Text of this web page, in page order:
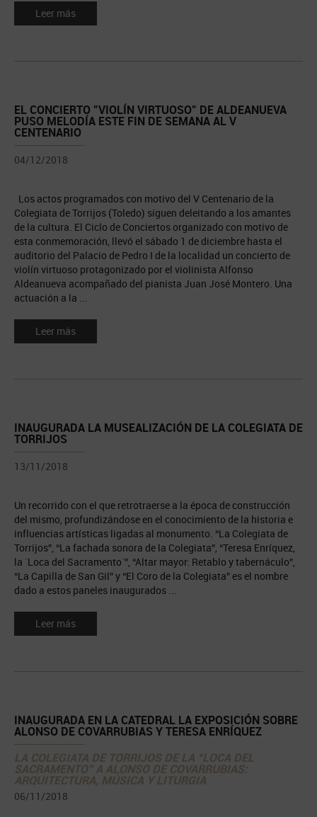
Leer más
EL CONCIERTO "VIOLÍN VIRTUOSO" DE ALDEANUEVA
PUSO MELODÍA ESTE FIN DE SEMANA AL V
CENTENARIO
04/12/2018
Los actos programados con motivo del V Centenario de la
Colegiata de Torrijos (Toledo) siguen deleitando a los amantes
de la cultura. El Ciclo de Conciertos organizado con motivo de
esta conmemoración, llevó el sábado 1 de diciembre hasta el
auditorio del Palacio de Pedro I de la localidad un concierto de
violín virtuoso protagonizado por el violinista Alfonso
Aldeanueva acompañado del pianista Juan José Montero. Una
actuación a la ...
Leer más
INAUGURADA LA MUSEALIZACIÓN DE LA COLEGIATA DE
TORRIJOS
13/11/2018
Un recorrido con el que retrotraerse a la época de construcción
del mismo, profundizándose en el conocimiento de la historia e
influencias artísticas ligadas al monumento. “La Colegiata de
Torrijos”, “La fachada sonora de la Colegiata”, “Teresa Enríquez,
la ´Loca del Sacramento´”, “Altar mayor: Retablo y tabernáculo”,
“La Capilla de San Gil” y “El Coro de la Colegiata” es el nombre
dado a estos paneles inaugurados ...
Leer más
INAUGURADA EN LA CATEDRAL LA EXPOSICIÓN SOBRE
ALONSO DE COVARRUBIAS Y TERESA ENRÍQUEZ
LA COLEGIATA DE TORRIJOS DE LA “LOCA DEL
SACRAMENTO” A ALONSO DE COVARRUBIAS:
ARQUITECTURA, MÚSICA Y LITURGIA
06/11/2018